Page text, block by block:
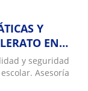
Y
EN
y seguridad
Asesoría